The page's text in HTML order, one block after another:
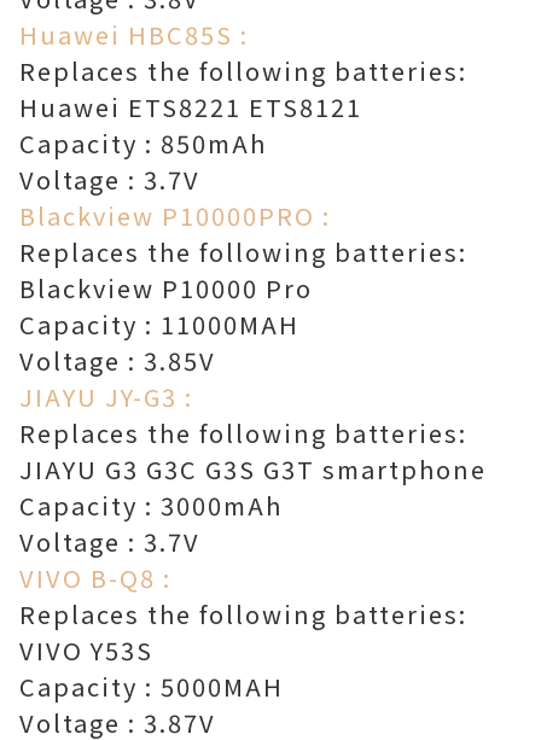
Huawei HBC85S :
Replaces the following batteries:
Huawei ETS8221 ETS8121
Capacity : 850mAh
Voltage : 3.7V
Blackview P10000PRO :
Replaces the following batteries:
Blackview P10000 Pro
Capacity : 11000MAH
Voltage : 3.85V
JIAYU JY-G3 :
Replaces the following batteries:
JIAYU G3 G3C G3S G3T smartphone
Capacity : 3000mAh
Voltage : 3.7V
VIVO B-Q8 :
Replaces the following batteries:
VIVO Y53S
Capacity : 5000MAH
Voltage : 3.87V